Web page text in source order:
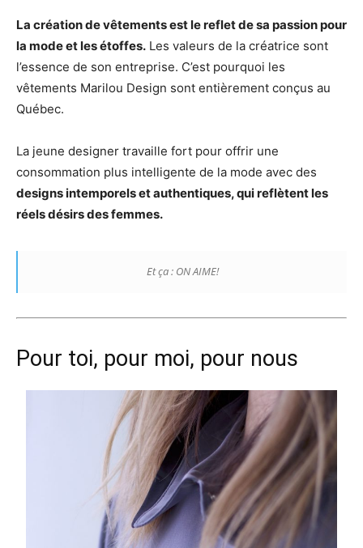
La création de vêtements est le reflet de sa passion pour
la mode et les étoffes. Les valeurs de la créatrice sont
l’essence de son entreprise. C’est pourquoi les
vêtements Marilou Design sont entièrement conçus au
Québec.
La jeune designer travaille fort pour offrir une
consommation plus intelligente de la mode avec des
designs intemporels et authentiques, qui reflètent les
réels désirs des femmes.
Et ça : ON AIME!
Pour toi, pour moi, pour nous